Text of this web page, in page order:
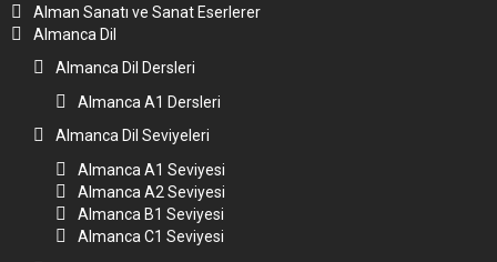
Alman Sanatı ve Sanat Eserlerer
Almanca Dil
Almanca Dil Dersleri
Almanca A1 Dersleri
Almanca Dil Seviyeleri
Almanca A1 Seviyesi
Almanca A2 Seviyesi
Almanca B1 Seviyesi
Almanca C1 Seviyesi